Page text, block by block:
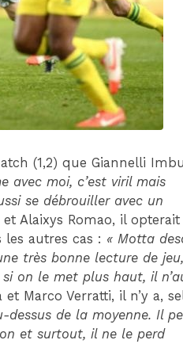
(1,2) que Giannelli
avec moi, c’est viril mais
se débrouiller avec un
Alaixys Romao, il
autres cas : « Motta
très bonne lecture de
on le met plus haut, il
Marco Verratti, il n’y a,
dessus de la moyenne. Il
et surtout, il ne le perd
DIM 30 AOÛT
20H45
MONACO